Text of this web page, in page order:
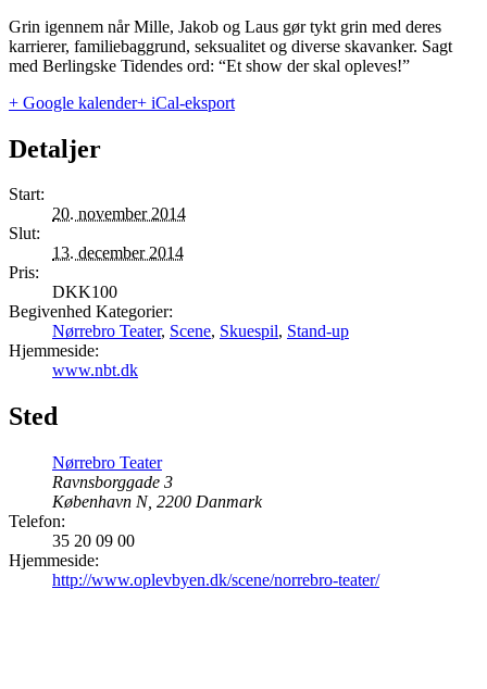
Grin igennem når Mille, Jakob og Laus gør tykt grin med deres
karrierer, familiebaggrund, seksualitet og diverse skavanker. Sagt
med Berlingske Tidendes ord: “Et show der skal opleves!”
+ Google kalender+ iCal-eksport
Detaljer
Start:
20. november 2014
Slut:
13. december 2014
Pris:
DKK100
Begivenhed Kategorier:
Nørrebro Teater, Scene, Skuespil, Stand-up
Hjemmeside:
www.nbt.dk
Sted
Nørrebro Teater
Ravnsborggade 3
København N, 2200 Danmark
Telefon:
35 20 09 00
Hjemmeside:
http://www.oplevbyen.dk/scene/norrebro-teater/